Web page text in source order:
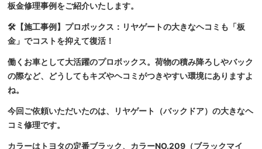
板金修理事例をご紹介いたします。
🛠️【施工事例】プロボックス：リヤゲートの大きなヘコミも「板
金」でコストを抑えて復活！
働くお車として大活躍のプロボックス。荷物の積み降ろしやバック
の際など、どうしてもキズやヘコミがつきやすい環境にありますよ
ね。
今回ご依頼いただいたのは、リヤゲート（バックドア）の大きなヘ
コミ修理です。
カラーはトヨタの定番ブラック、カラーNO.209（ブラックマイ